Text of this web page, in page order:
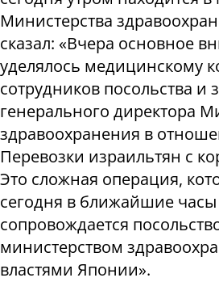
Министерства
сказал: «Вчера основное
уделялось медицинскому
сотрудников посольства и
генерального директора
здравоохранения в
Перевозки израильтян с
Это сложная операция,
сегодня в ближайшие
сопровождается
министерством
властями Японии».